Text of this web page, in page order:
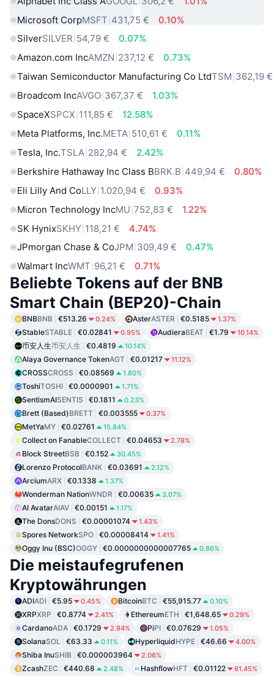
Microsoft CorpMSFT 431,75 €
0.10%
SilverSILVER 54,79 €
0.07%
Amazon.com IncAMZN 237,12 €
0.73%
Taiwan Semiconductor Manufacturing Co LtdTSM 362,19 €
Broadcom IncAVGO 367,37 €
1.03%
SpaceXSPCX 111,85 €
12.58%
Meta Platforms, Inc.META 510,61 €
0.11%
Tesla, Inc.TSLA 282,94 €
2.42%
Berkshire Hathaway Inc Class BBRK.B 449,94 €
0.80%
Eli Lilly And CoLLY 1.020,94 €
0.93%
Micron Technology IncMU 752,83 €
1.22%
SK HynixSKHY 118,21 €
4.74%
JPmorgan Chase & CoJPM 309,49 €
0.47%
Walmart IncWMT 96,21 € 0.71%
Beliebte Tokens auf der BNB
Smart Chain (BEP20)-Chain
BNBBNB €513.26 0.24% AsterASTER €0.5185 1.37%
StableSTABLE €0.02841 0.95% AudieraBEAT €1.79 10.14%
币安人生币安人生 €0.4819 10.14%
Alaya Governance TokenAGT €0.01217 11.12%
CROSSCROSS €0.08569 1.80%
ToshiTOSHI €0.0000901 1.71%
SentismAISENTIS €0.1811 0.23%
Brett (Based)BRETT €0.003555 0.37%
MetYaMY €0.02761 15.84%
Collect on FanableCOLLECT €0.04653 2.78%
Block StreetBSB €0.152 30.45%
Lorenzo ProtocolBANK €0.03691 2.12%
ArciumARX €0.1338 1.37%
Wonderman NationWNDR €0.00635 3.07%
AI AvatarAIAV €0.00151 1.17%
The DonsDONS €0.00001074 1.43%
Spores NetworkSPO €0.00008414 1.41%
Oggy Inu (BSC)OGGY €0.0000000000007765 0.86%
Die meistaufegrufenen
Kryptowährungen
ADIADI €5.95 0.45% BitcoinBTC €55,915.77 0.10%
XRPXRP €0.8774 2.41% EthereumETH €1,648.65 0.29%
CardanoADA €0.1729 2.94% PiPI €0.07629 1.05%
SolanaSOL €63.33 0.11% HyperliquidHYPE €46.66 4.00%
Shiba InuSHIB €0.000003964 2.06%
ZcashZEC €440.68 2.48% HashflowHFT €0.01122 61.45%